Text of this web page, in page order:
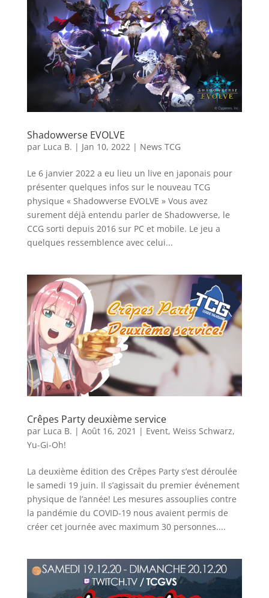
Shadowverse EVOLVE
par Luca B. | Jan 10, 2022| News TCG
Le 6 janvier 2022 a eu lieu un live en japonais pour
présenter quelques infos sur le nouveau TCG
physique « Shadowverse EVOLVE » Vous avez
surement déjà entendu parler de Shadowverse, le
CCG sorti depuis 2016 sur PC et mobile. Le jeu a
quelques ressemblence avec celui...
Crêpes Party deuxième service
par Luca B. | Août 16, 2021 | Event, Weiss Schwarz,
Yu-Gi-Oh!
La deuxième édition des Crêpes Party s’est déroulée
le samedi 19 juin. Il s’agissait du premier événement
physique de l’année! Les mesures assouplies contre
la pandémie du COVID-19 nous avaient permis de
créer cet journée avec maximum 30 personnes....